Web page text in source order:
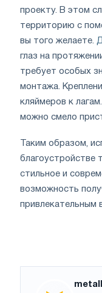
проекту. В этом
территорию с
вы того желаете.
глаз на
требует особых
монтажа.
кляймеров к
можно смело
Таким образом,
благоустройстве
стильное и
возможность
привлекательным